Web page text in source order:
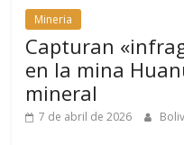
Mineria
Capturan
en la mina
mineral
7 de abril de 2026